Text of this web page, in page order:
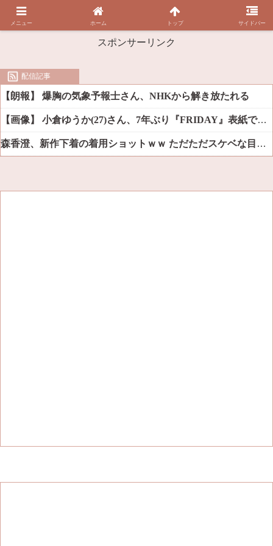
スポンサーリンク
配信記事
【朗報】 爆胸の気象予報士さん、NHKから解き放たれる
【画像】 小倉ゆうか(27)さん、7年ぶり『FRIDAY』表紙で神ボディ大解放
森香澄、新作下着の着用ショットｗｗ ただただスケベな目でしか見れんだろ！！
メニュー ホーム トップ サイドバー